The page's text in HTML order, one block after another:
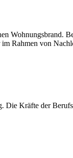
Wohnungsbrand.
Rahmen von
Die Kräfte der